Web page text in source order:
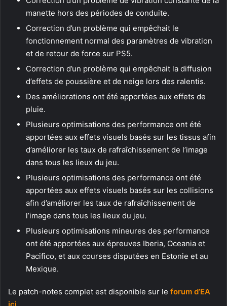
manette hors des périodes de conduite.
Correction d’un problème qui empêchait le
fonctionnement normal des paramètres de vibration
et de retour de force sur PS5.
Correction d’un problème qui empêchait la diffusion
d’effets de poussière et de neige lors des ralentis.
Des améliorations ont été apportées aux effets de
pluie.
Plusieurs optimisations des performance ont été
apportées aux effets visuels basés sur les tissus afin
d’améliorer les taux de rafraîchissement de l’image
dans tous les lieux du jeu.
Plusieurs optimisations des performance ont été
apportées aux effets visuels basés sur les collisions
afin d’améliorer les taux de rafraîchissement de
l’image dans tous les lieux du jeu.
Plusieurs optimisations mineures des performance
ont été apportées aux épreuves Iberia, Oceania et
Pacifico, et aux courses disputées en Estonie et au
Mexique.
Le patch-notes complet est disponible sur le forum d’EA